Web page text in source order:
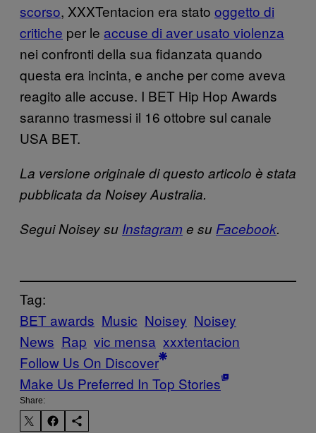
scorso, XXXTentacion era stato oggetto di
critiche per le accuse di aver usato violenza
nei confronti della sua fidanzata quando
questa era incinta, e anche per come aveva
reagito alle accuse. I BET Hip Hop Awards
saranno trasmessi il 16 ottobre sul canale
USA BET.
La versione originale di questo articolo è stata
pubblicata da Noisey Australia.
Segui Noisey su Instagrame su Facebook.
Tag:
BET awards Music Noisey Noisey
News Rap vic mensa xxxtentacion
Follow Us On Discover
Make Us Preferred In Top Stories
Share: